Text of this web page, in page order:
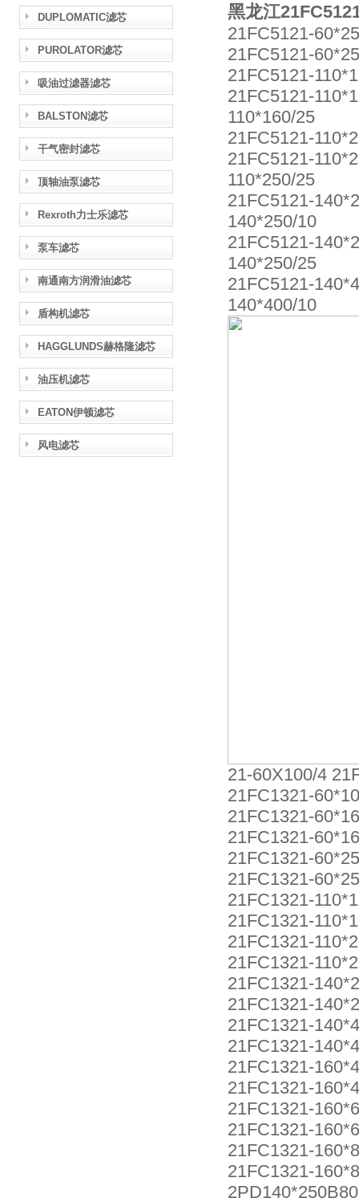
DUPLOMATIC滤芯
PUROLATOR滤芯
吸油过滤器滤芯
BALSTON滤芯
干气密封滤芯
顶轴油泵滤芯
Rexroth力士乐滤芯
泵车滤芯
南通南方润滑油滤芯
盾构机滤芯
HAGGLUNDS赫格隆滤芯
油压机滤芯
EATON伊顿滤芯
风电滤芯
黑龙江
21FC5121-
21FC5121-
21FC5121-
21FC5121-
110*160/25
21FC5121-
21FC5121-
110*250/25
21FC5121-
140*250/10
21FC5121-
140*250/25
21FC5121-
140*400/10
21-60X100/4
21FC1321-
21FC1321-
21FC1321-
21FC1321-
21FC1321-
21FC1321-
21FC1321-
21FC1321-
21FC1321-
21FC1321-
21FC1321-
21FC1321-
21FC1321-
21FC1321-
21FC1321-
21FC1321-
21FC1321-
21FC1321-
21FC1321-